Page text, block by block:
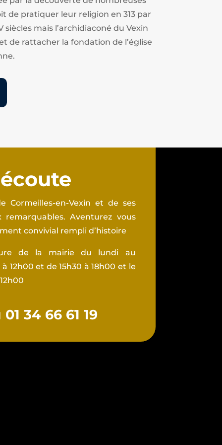
de pratiquer leur religion en 313 par
mais l’archidiaconé du Vexin
de rattacher la fondation de l’église
Cormeilles-en-Vexin et de ses
remarquables. Aventurez vous
convivial rempli d’histoire
de la mairie du lundi au
12h00 et de 15h30 à 18h00 et le
34 66 61 19